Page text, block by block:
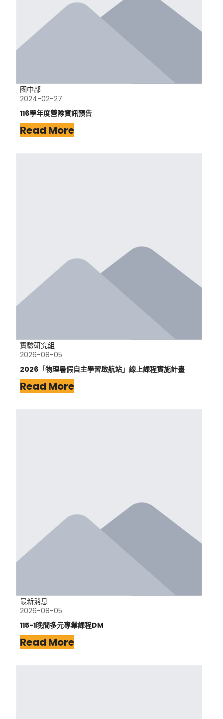
國中部
2024-02-27
116學年度營隊資訊預告
Read More
實驗研究組
2026-08-05
2026「物理暑假自主學習啟航站」線上課程實施計畫
Read More
最新消息
2026-08-05
115-1晚間多元專業課程DM
Read More